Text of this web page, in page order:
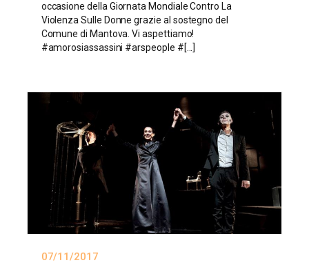
occasione della Giornata Mondiale Contro La
Violenza Sulle Donne grazie al sostegno del
Comune di Mantova. Vi aspettiamo!
#amorosiassassini #arspeople #[...]
07/11/2017